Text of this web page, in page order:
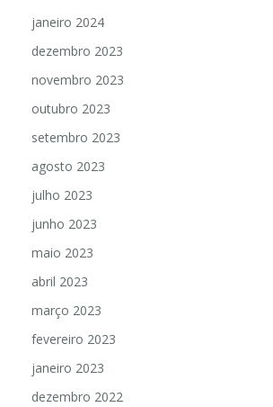
janeiro 2024
dezembro 2023
novembro 2023
outubro 2023
setembro 2023
agosto 2023
julho 2023
junho 2023
maio 2023
abril 2023
março 2023
fevereiro 2023
janeiro 2023
dezembro 2022